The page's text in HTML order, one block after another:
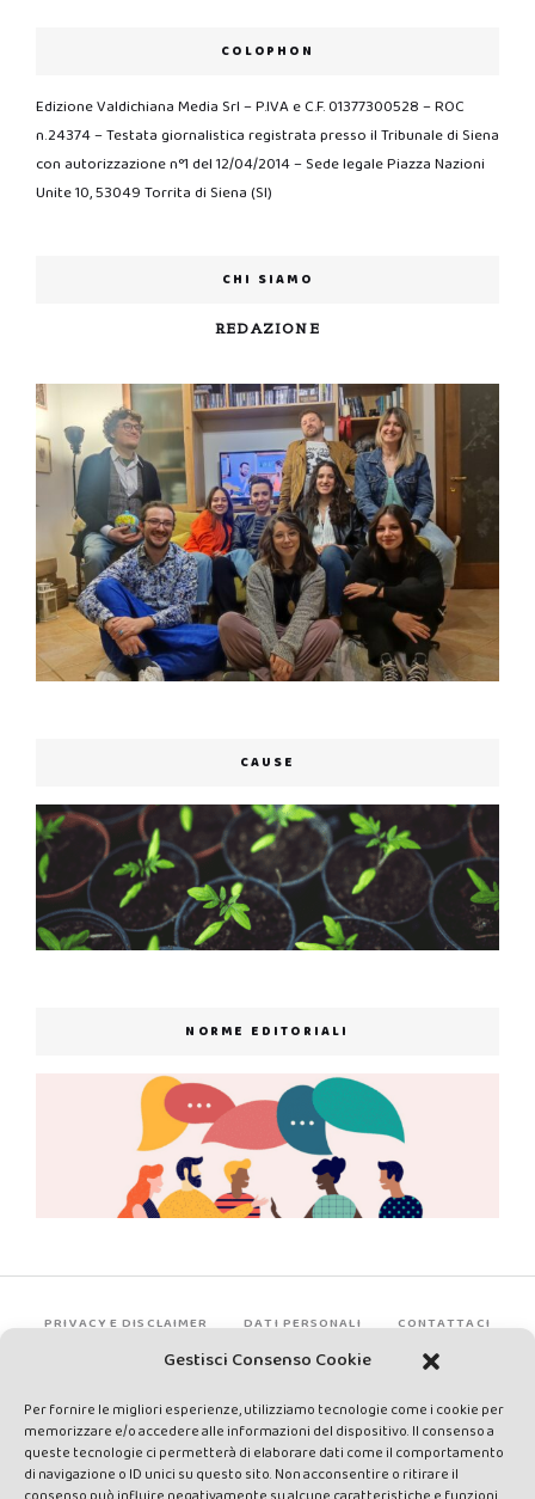
Gestisci Consenso Cookie
Per fornire le migliori esperienze, utilizziamo tecnologie come i cookie per
memorizzare e/o accedere alle informazioni del dispositivo. Il consenso a
queste tecnologie ci permetterà di elaborare dati come il comportamento
di navigazione o ID unici su questo sito. Non acconsentire o ritirare il
COLOPHON
Edizione Valdichiana Media Srl – P.IVA e C.F. 01377300528 – ROC
n.24374 – Testata giornalistica registrata presso il Tribunale di Siena
con autorizzazione n°1 del 12/04/2014 – Sede legale Piazza Nazioni
Unite 10, 53049 Torrita di Siena (SI)
CHI SIAMO
REDAZIONE
CAUSE
NORME EDITORIALI
PRIVACY E DISCLAIMER DATI PERSONALI CONTATTACI